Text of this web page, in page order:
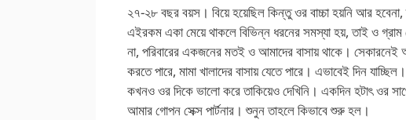
২৭-২৮ বছর বয়স। বিয়ে হয়েছিল কিন্তু ওর বাচ্চা হয়নি আর হবেনা,
এইরকম একা মেয়ে থাকলে বিভিন্ন ধরনের সমস্যা হয়, তাই ও
না, পরিবারের একজনের মতই ও আমাদের বাসায় থাকে। সেকারনেই
করতে পারে, মামা খালাদের বাসায় যেতে পারে। এভাবেই দিন
কখনও ওর দিকে ভালো করে তাকিয়েও দেখিনি। একদিন হটাৎ ওর
আমার গোপন সেক্স পার্টনার। শুনুন তাহলে কিভাবে শুরু হল।